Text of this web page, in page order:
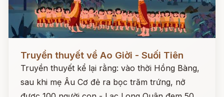
Đọc ngay
Truyền thuyết về Ao Giời - Suối Tiên
Truyền thuyết kể lại rằng: vào thời Hồng Bàng,
sau khi mẹ Âu Cơ đẻ ra bọc trăm trứng, nở